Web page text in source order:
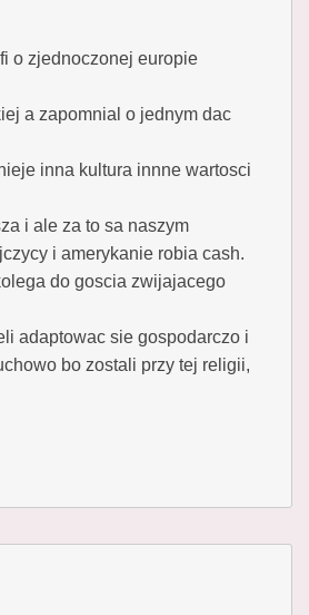
o zjednoczonej europie
a zapomnial o jednym dac
inna kultura innne wartosci
i ale za to sa naszym
i amerykanie robia cash.
do goscia zwijajacego
adaptowac sie gospodarczo i
bo zostali przy tej religii,